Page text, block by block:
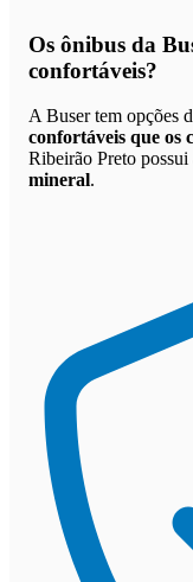
Os ônibus da
confortáveis?
A Buser tem opções
confortáveis que os
Ribeirão Preto possui
mineral.